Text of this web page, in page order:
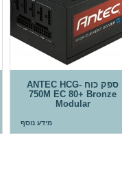
ספק כוח ANTEC HCG-
750M EC 80+ Bronze
Modular
מידע נוסף